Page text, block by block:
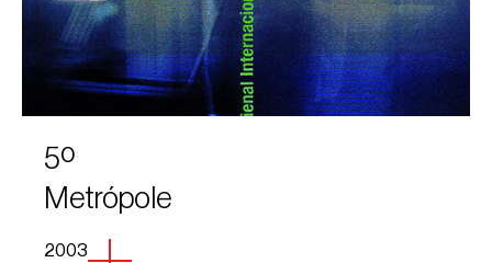
5º
Metrópole
2003